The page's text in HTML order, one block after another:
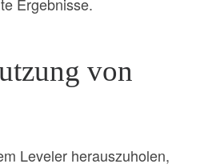
Ergebnisse.
von
Leveler herauszuholen,